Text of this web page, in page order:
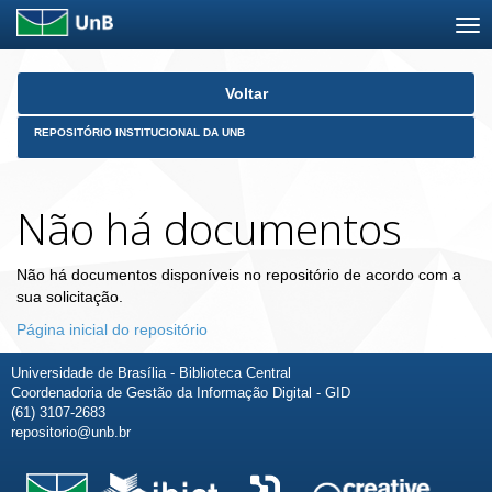
Skip
Voltar
REPOSITÓRIO INSTITUCIONAL DA UNB
Não há documentos
Não há documentos disponíveis no repositório de acordo com a
sua solicitação.
Página inicial do repositório
Universidade de Brasília - Biblioteca Central
Coordenadoria de Gestão da Informação Digital - GID
(61) 3107-2683
repositorio@unb.br